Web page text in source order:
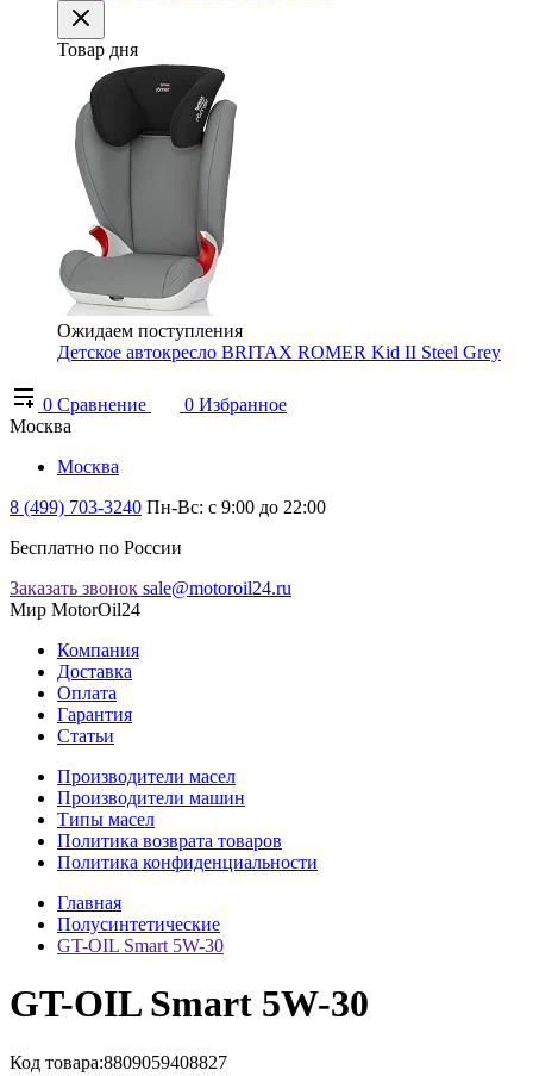
Товар дня
Ожидаем поступления
Детское автокресло BRITAX ROMER Kid II Steel Grey
0 Сравнение 0 Избранное
Москва
Москва
8 (499) 703-3240 Пн-Вс: с 9:00 до 22:00
Бесплатно по России
Заказать звонок sale@motoroil24.ru
Мир MotorOil24
Компания
Доставка
Оплата
Гарантия
Статьи
Производители масел
Производители машин
Типы масел
Политика возврата товаров
Политика конфиденциальности
Главная
Полусинтетические
GT-OIL Smart 5W-30
GT-OIL Smart 5W-30
Код товара:8809059408827